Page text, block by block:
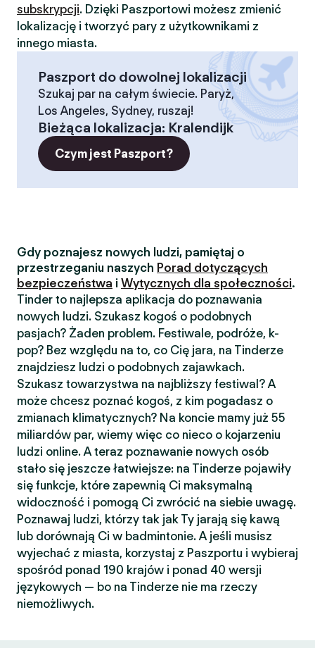
subskrypcji. Dzięki Paszportowi możesz zmienić
lokalizację i tworzyć pary z użytkownikami z
innego miasta.
Paszport do dowolnej lokalizacji
Szukaj par na całym świecie. Paryż,
Los Angeles, Sydney, ruszaj!
Bieżąca lokalizacja: Kralendijk
Czym jest Paszport?
Gdy poznajesz nowych ludzi, pamiętaj o
przestrzeganiu naszych Porad dotyczących
bezpieczeństwa i Wytycznych dla społeczności.
Tinder to najlepsza aplikacja do poznawania
nowych ludzi. Szukasz kogoś o podobnych
pasjach? Żaden problem. Festiwale, podróże, k-
pop? Bez względu na to, co Cię jara, na Tinderze
znajdziesz ludzi o podobnych zajawkach.
Szukasz towarzystwa na najbliższy festiwal? A
może chcesz poznać kogoś, z kim pogadasz o
zmianach klimatycznych? Na koncie mamy już 55
miliardów par, wiemy więc co nieco o kojarzeniu
ludzi online. A teraz poznawanie nowych osób
stało się jeszcze łatwiejsze: na Tinderze pojawiły
się funkcje, które zapewnią Ci maksymalną
widoczność i pomogą Ci zwrócić na siebie uwagę.
Poznawaj ludzi, którzy tak jak Ty jarają się kawą
lub dorównają Ci w badmintonie. A jeśli musisz
wyjechać z miasta, korzystaj z Paszportu i wybieraj
spośród ponad 190 krajów i ponad 40 wersji
językowych — bo na Tinderze nie ma rzeczy
niemożliwych.